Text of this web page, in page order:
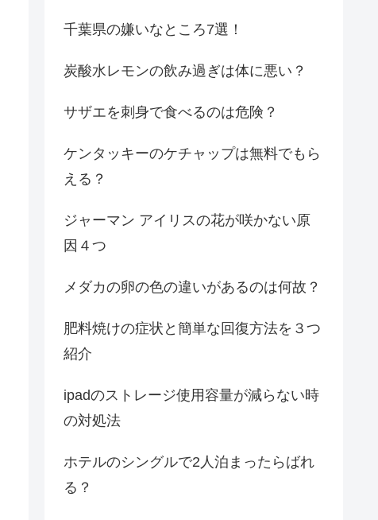
千葉県の嫌いなところ7選！
炭酸水レモンの飲み過ぎは体に悪い？
サザエを刺身で食べるのは危険？
ケンタッキーのケチャップは無料でもら
える？
ジャーマン アイリスの花が咲かない原
因４つ
メダカの卵の色の違いがあるのは何故？
肥料焼けの症状と簡単な回復方法を３つ
紹介
ipadのストレージ使用容量が減らない時
の対処法
ホテルのシングルで2人泊まったらばれ
る？